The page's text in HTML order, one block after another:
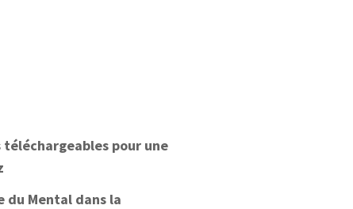
pour une
du Mental dans la